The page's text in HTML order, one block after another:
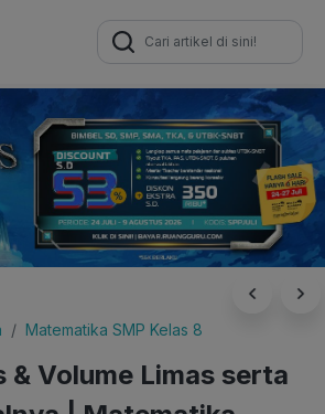
Search
for:
Matematika SMP Kelas 8
& Volume Limas serta